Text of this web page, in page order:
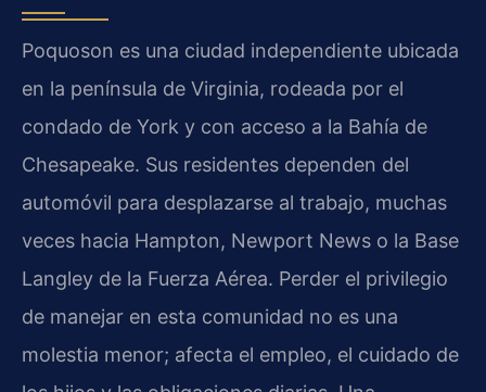
Poquoson es una ciudad independiente ubicada
en la península de Virginia, rodeada por el
condado de York y con acceso a la Bahía de
Chesapeake. Sus residentes dependen del
automóvil para desplazarse al trabajo, muchas
veces hacia Hampton, Newport News o la Base
Langley de la Fuerza Aérea. Perder el privilegio
de manejar en esta comunidad no es una
molestia menor; afecta el empleo, el cuidado de